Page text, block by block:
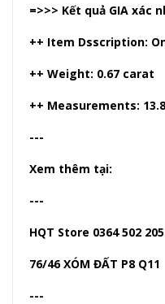
=>>> Kết quả GIA xác
++ Item Dsscription:
++ Weight: 0.67 carat
++ Measurements:
---
Xem thêm tại:
---
HQT Store 0364 502 205
76/46 XÓM ĐẤT P8 Q11
---